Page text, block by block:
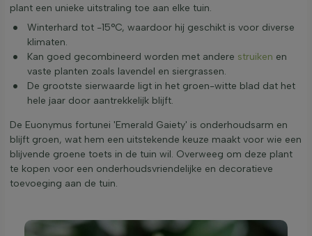
plant een unieke uitstraling toe aan elke tuin.
Winterhard tot -15°C, waardoor hij geschikt is voor diverse
klimaten.
Kan goed gecombineerd worden met andere struiken en
vaste planten zoals lavendel en siergrassen.
De grootste sierwaarde ligt in het groen-witte blad dat het
hele jaar door aantrekkelijk blijft.
De Euonymus fortunei 'Emerald Gaiety' is onderhoudsarm en
blijft groen, wat hem een uitstekende keuze maakt voor wie een
blijvende groene toets in de tuin wil. Overweeg om deze plant
te kopen voor een onderhoudsvriendelijke en decoratieve
toevoeging aan de tuin.